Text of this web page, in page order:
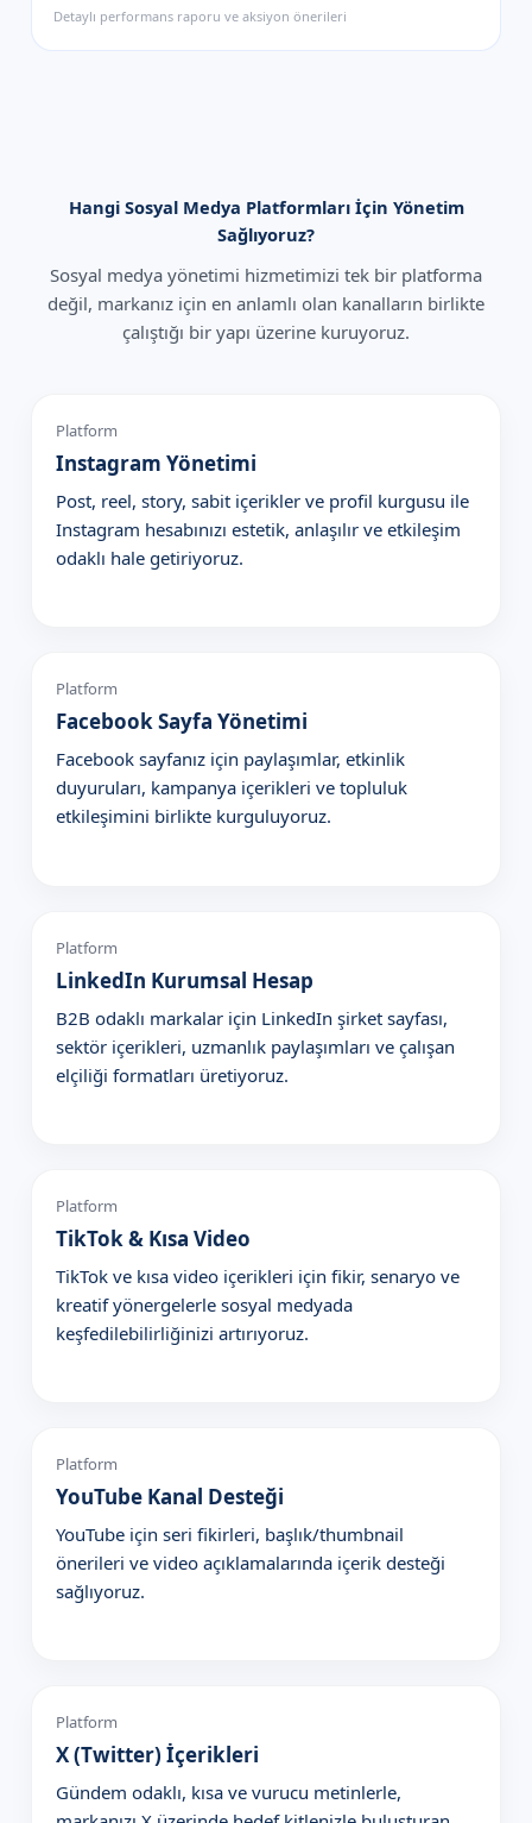
Detaylı performans raporu ve aksiyon önerileri
Hangi Sosyal Medya Platformları İçin Yönetim
Sağlıyoruz?
Sosyal medya yönetimi hizmetimizi tek bir platforma
değil, markanız için en anlamlı olan kanalların birlikte
çalıştığı bir yapı üzerine kuruyoruz.
Platform
Instagram Yönetimi
Post, reel, story, sabit içerikler ve profil kurgusu ile
Instagram hesabınızı estetik, anlaşılır ve etkileşim
odaklı hale getiriyoruz.
Platform
Facebook Sayfa Yönetimi
Facebook sayfanız için paylaşımlar, etkinlik
duyuruları, kampanya içerikleri ve topluluk
etkileşimini birlikte kurguluyoruz.
Platform
LinkedIn Kurumsal Hesap
B2B odaklı markalar için LinkedIn şirket sayfası,
sektör içerikleri, uzmanlık paylaşımları ve çalışan
elçiliği formatları üretiyoruz.
Platform
TikTok & Kısa Video
TikTok ve kısa video içerikleri için fikir, senaryo ve
kreatif yönergelerle sosyal medyada
keşfedilebilirliğinizi artırıyoruz.
Platform
YouTube Kanal Desteği
YouTube için seri fikirleri, başlık/thumbnail
önerileri ve video açıklamalarında içerik desteği
sağlıyoruz.
Platform
X (Twitter) İçerikleri
Gündem odaklı, kısa ve vurucu metinlerle,